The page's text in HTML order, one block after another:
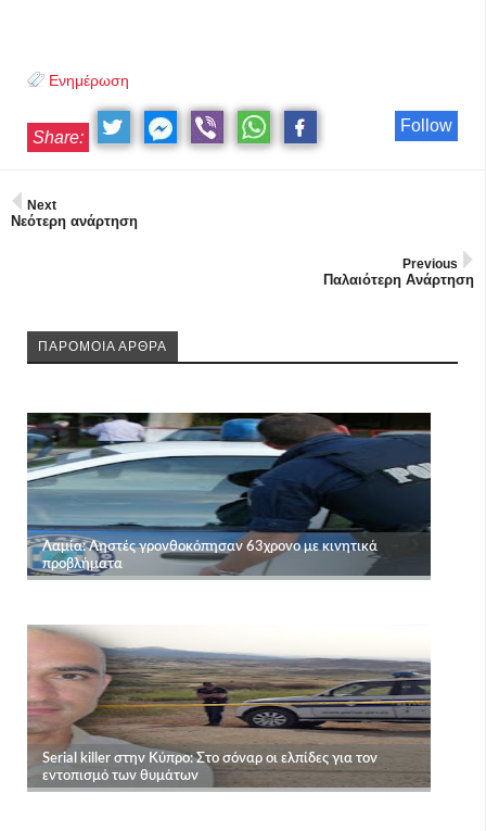
Ενημέρωση
Follow
Share:
Next
Νεότερη ανάρτηση
Previous
Παλαιότερη Ανάρτηση
ΠΑΡΟΜΟΙΑ ΑΡΘΡΑ